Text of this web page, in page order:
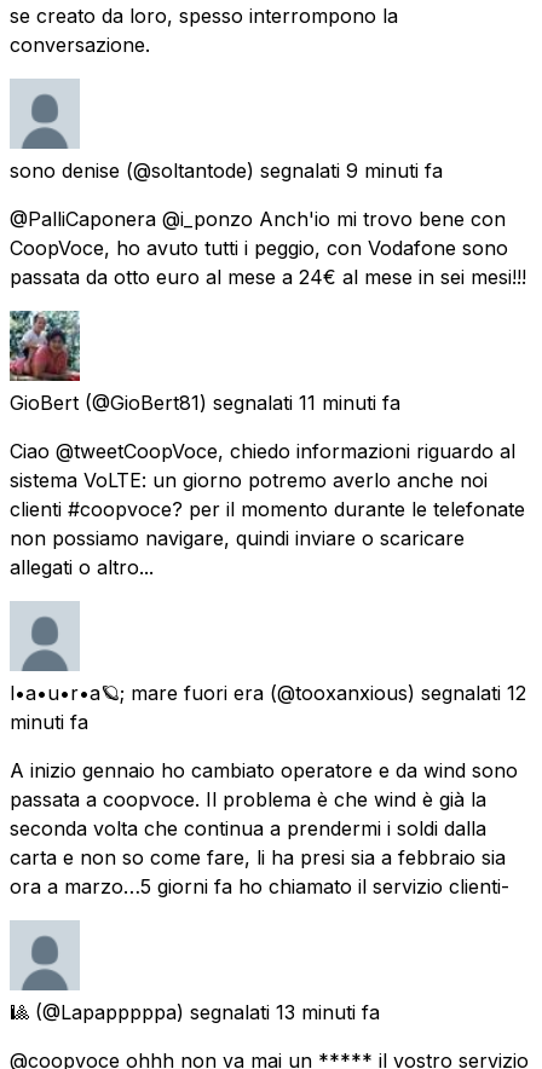
se creato da loro, spesso interrompono la
conversazione.
sono denise (@soltantode) segnalati 9 minuti fa
@PalliCaponera @i_ponzo Anch'io mi trovo bene con
CoopVoce, ho avuto tutti i peggio, con Vodafone sono
passata da otto euro al mese a 24€ al mese in sei mesi!!!
GioBert (@GioBert81) segnalati 11 minuti fa
Ciao @tweetCoopVoce, chiedo informazioni riguardo al
sistema VoLTE: un giorno potremo averlo anche noi
clienti #coopvoce? per il momento durante le telefonate
non possiamo navigare, quindi inviare o scaricare
allegati o altro...
l•a•u•r•a🪐; mare fuori era (@tooxanxious) segnalati 12
minuti fa
A inizio gennaio ho cambiato operatore e da wind sono
passata a coopvoce. Il problema è che wind è già la
seconda volta che continua a prendermi i soldi dalla
carta e non so come fare, li ha presi sia a febbraio sia
ora a marzo…5 giorni fa ho chiamato il servizio clienti-
🎱 (@Lapapppppa) segnalati 13 minuti fa
@coopvoce ohhh non va mai un ***** il vostro servizio